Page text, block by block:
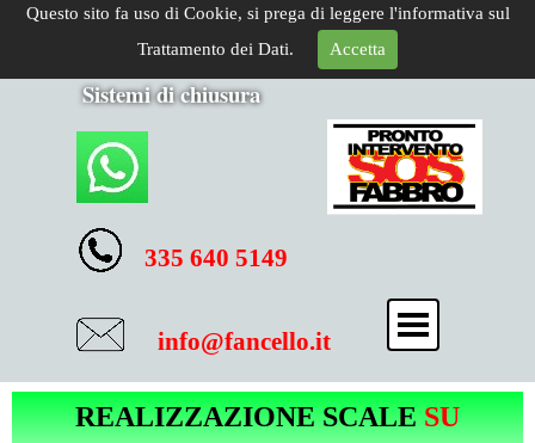
Questo sito fa uso di Cookie, si prega di leggere l'informativa sul
Trattamento dei Dati.
Accetta
335 640 5149
info@fancello.it
Sistemi di chiusura
REALIZZAZIONE SCALESU